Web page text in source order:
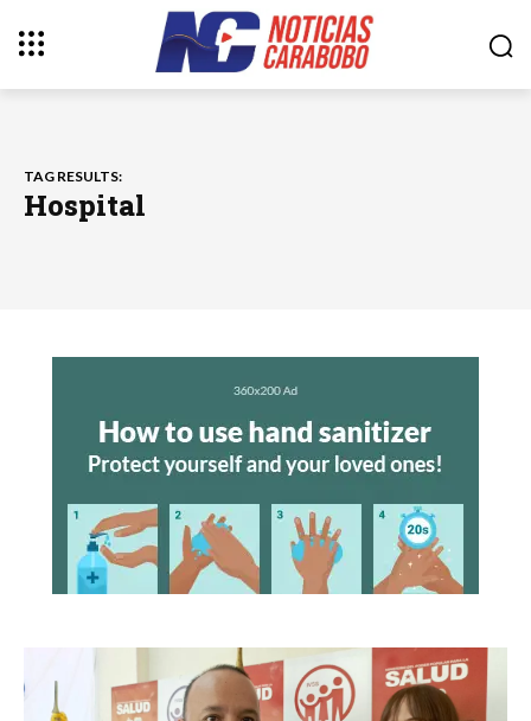
TAG RESULTS:
Hospital